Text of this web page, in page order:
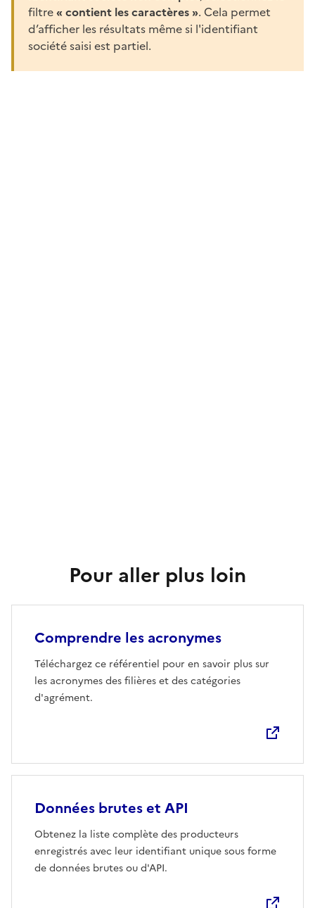
filtre« contient les caractères ». Cela permet
d’afficher les résultats même si l'identifiant
société saisi est partiel.
Pour aller plus loin
Comprendre les acronymes
Téléchargez ce référentiel pour en savoir plus sur
les acronymes des filières et des catégories
d'agrément.
Données brutes et API
Obtenez la liste complète des producteurs
enregistrés avec leur identifiant unique sous forme
de données brutes ou d'API.